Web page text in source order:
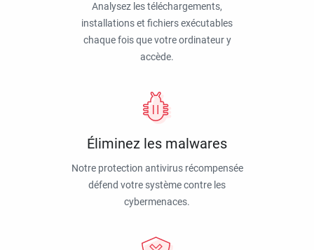
Analysez les téléchargements,
installations et fichiers exécutables
chaque fois que votre ordinateur y
accède.
Éliminez les malwares
Notre protection antivirus récompensée
défend votre système contre les
cybermenaces.